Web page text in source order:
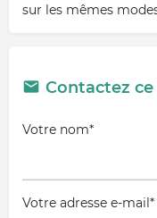
sur les mêmes
Contactez
Votre nom*
Votre adresse e-mail*